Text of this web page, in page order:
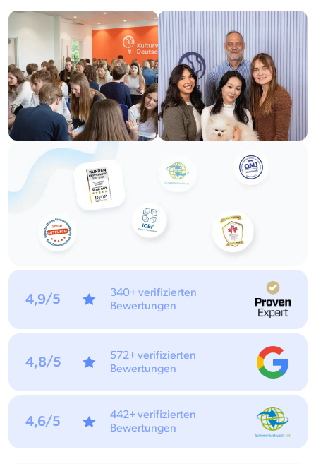
4,9/5
340+ verifizierten
Bewertungen
4,8/5
572+ verifizierten
Bewertungen
4,6/5
442+ verifizierten
Bewertungen